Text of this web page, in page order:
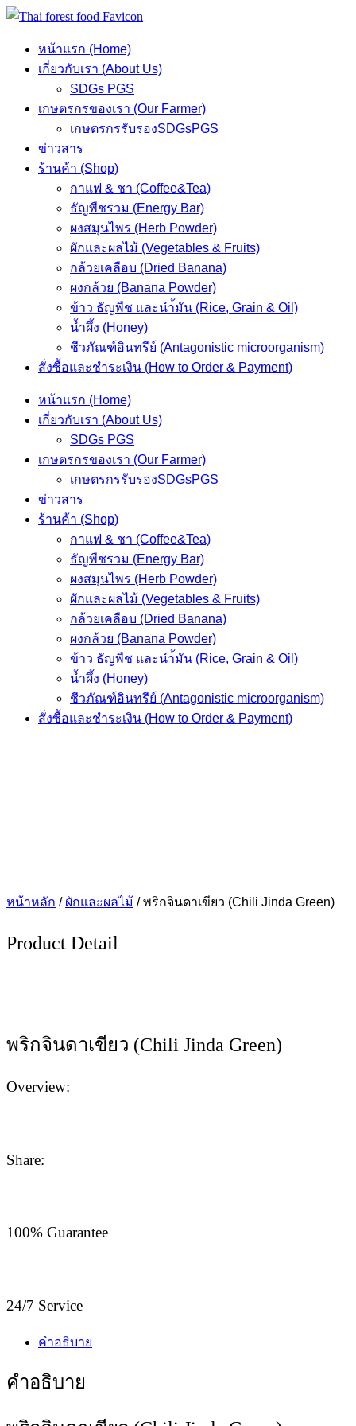
Skip
contentหน้าแรก (Home)
เกี่ยวกับเรา (About Us)
SDGs PGS
เกษตรกรของเรา (Our Farmer)
เกษตรกรรับรองSDGsPGS
ข่าวสาร
ร้านค้า (Shop)
กาแฟ & ชา (Coffee&Tea)
ธัญพืชรวม (Energy Bar)
ผงสมุนไพร (Herb Powder)
ผักและผลไม้ (Vegetables & Fruits)
กล้วยเคลือบ (Dried Banana)
ผงกล้วย (Banana Powder)
ข้าว ธัญพืช และนำ้มัน (Rice, Grain & Oil)
น้ำผึ้ง (Honey)
ชีวภัณฑ์อินทรีย์ (Antagonistic microorganism)
สั่งซื้อและชำระเงิน (How to Order & Payment)
หน้าแรก (Home)
เกี่ยวกับเรา (About Us)
SDGs PGS
เกษตรกรของเรา (Our Farmer)
เกษตรกรรับรองSDGsPGS
ข่าวสาร
ร้านค้า (Shop)
กาแฟ & ชา (Coffee&Tea)
ธัญพืชรวม (Energy Bar)
ผงสมุนไพร (Herb Powder)
ผักและผลไม้ (Vegetables & Fruits)
กล้วยเคลือบ (Dried Banana)
ผงกล้วย (Banana Powder)
ข้าว ธัญพืช และนำ้มัน (Rice, Grain & Oil)
น้ำผึ้ง (Honey)
ชีวภัณฑ์อินทรีย์ (Antagonistic microorganism)
สั่งซื้อและชำระเงิน (How to Order & Payment)
หน้าหลัก / ผักและผลไม้ / พริกจินดาเขียว (Chili Jinda Green)
Product Detail
พริกจินดาเขียว (Chili Jinda Green)
Overview:
Share:
100% Guarantee
24/7 Service
คำอธิบาย
คำอธิบาย